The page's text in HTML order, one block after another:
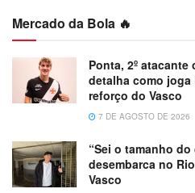
Mercado da Bola 🔥
Ponta, 2º
detalha como
reforço do Vasco
7 DE AGOSTO DE 2026
“Sei o tamanho
desembarca no
Vasco